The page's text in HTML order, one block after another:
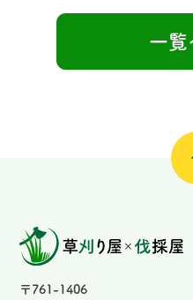
一覧
〒761-1406